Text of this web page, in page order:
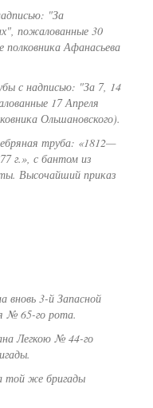
"За
пожалованные 30
полковника Афанасьева
с надписью: "За 7, 14
17 Апреля
Ольшановского).
труба: «1812—
г.», с бантом из
Высочайший приказ
вновь 3-й Запасной
№ 65-го рота.
Легкою № 44-го
той же бригады